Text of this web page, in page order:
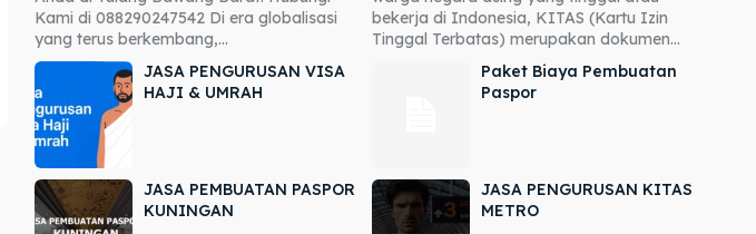
Kami di 088290247542 Di era globalisasi
yang terus berkembang,...
bekerja di Indonesia, KITAS (Kartu Izin
Tinggal Terbatas) merupakan dokumen...
JASA PENGURUSAN VISA
HAJI & UMRAH
Paket Biaya Pembuatan
Paspor
JASA PEMBUATAN PASPOR
KUNINGAN
JASA PENGURUSAN KITAS
METRO